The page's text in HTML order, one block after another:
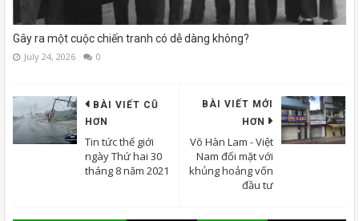
Gây ra một cuộc chiến tranh có dễ dàng không?
July 24, 2026 0
BÀI VIẾT MỚI
HƠN
Võ Hàn Lam - Việt
Nam đối mặt với
khủng hoảng vốn
đầu tư
BÀI VIẾT CŨ
HƠN
Tin tức thế giới
ngày Thứ hai 30
tháng 8 năm 2021